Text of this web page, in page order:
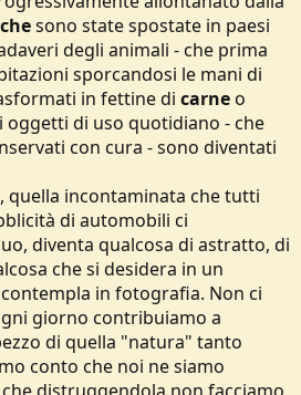
sono state spostate in paesi
degli animali - che prima
sporcandosi le mani di
in fettine di carneo
di uso quotidiano - che
con cura - sono diventati
, quella incontaminata che tutti
di automobili ci
diventa qualcosa di astratto, di
che si desidera in un
in fotografia. Non ci
giorno contribuiamo a
di quella "natura" tanto
conto che noi ne siamo